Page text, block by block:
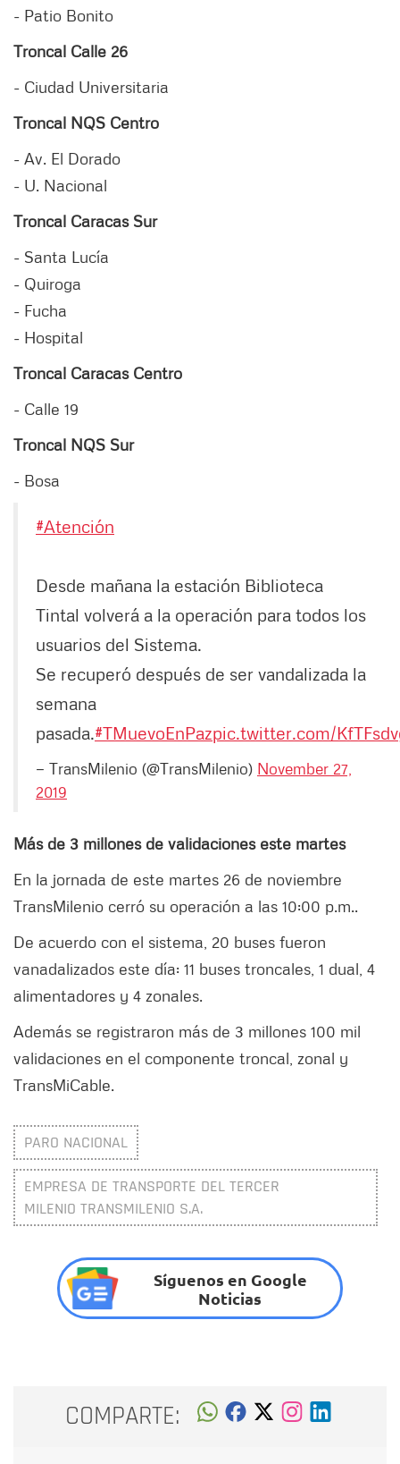
- Patio Bonito
Troncal Calle 26
- Ciudad Universitaria
Troncal NQS Centro
- Av. El Dorado
- U. Nacional
Troncal Caracas Sur
- Santa Lucía
- Quiroga
- Fucha
- Hospital
Troncal Caracas Centro
- Calle 19
Troncal NQS Sur
- Bosa
#Atención
Desde mañana la estación Biblioteca
Tintal volverá a la operación para todos los
usuarios del Sistema.
Se recuperó después de ser vandalizada la
semana
pasada.#TMuevoEnPazpic.twitter.com/
— TransMilenio (@TransMilenio) November 27,
2019
Más de 3 millones de validaciones este martes
En la jornada de este martes 26 de noviembre
TransMilenio cerró su operación a las 10:00 p.m..
De acuerdo con el sistema, 20 buses fueron
vanadalizados este día: 11 buses troncales, 1 dual, 4
alimentadores y 4 zonales.
Además se registraron más de 3 millones 100 mil
validaciones en el componente troncal, zonal y
TransMiCable.
PARO NACIONAL
EMPRESA DE TRANSPORTE DEL TERCER
MILENIO TRANSMILENIO S.A.
Síguenos en Google
Noticias
COMPARTE: